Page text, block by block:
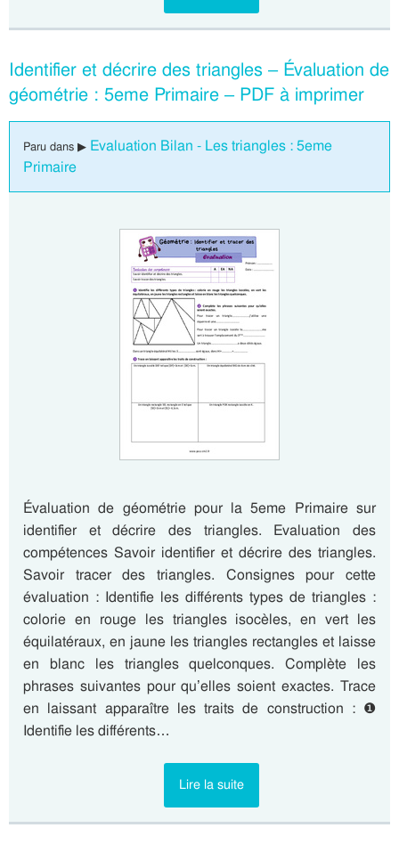
Identifier et décrire des triangles – Évaluation de
géométrie : 5eme Primaire – PDF à imprimer
Paru dans ▶ Evaluation Bilan - Les triangles : 5eme
Primaire
Évaluation de géométrie pour la 5eme Primaire sur
identifier et décrire des triangles. Evaluation des
compétences Savoir identifier et décrire des triangles.
Savoir tracer des triangles. Consignes pour cette
évaluation : Identifie les différents types de triangles :
colorie en rouge les triangles isocèles, en vert les
équilatéraux, en jaune les triangles rectangles et laisse
en blanc les triangles quelconques. Complète les
phrases suivantes pour qu’elles soient exactes. Trace
en laissant apparaître les traits de construction : ❶
Identifie les différents…
Lire la suite